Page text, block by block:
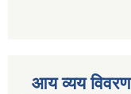
आय व्यय विवरण